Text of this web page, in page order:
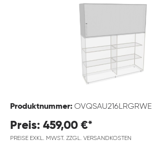
Produktnummer: OVQSAU216LRGRWE
Preis: 459,00 €*
PREISE EXKL. MWST. ZZGL. VERSANDKOSTEN